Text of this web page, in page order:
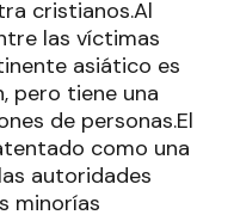
cristianos.Al
las víctimas
asiático es
pero tiene una
de personas.El
como una
autoridades
minorías